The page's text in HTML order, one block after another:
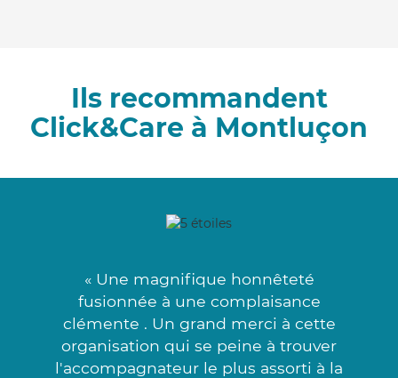
Ils recommandent
Click&Care à Montluçon
« Une magnifique honnêteté
fusionnée à une complaisance
clémente . Un grand merci à cette
organisation qui se peine à trouver
l'accompagnateur le plus assorti à la